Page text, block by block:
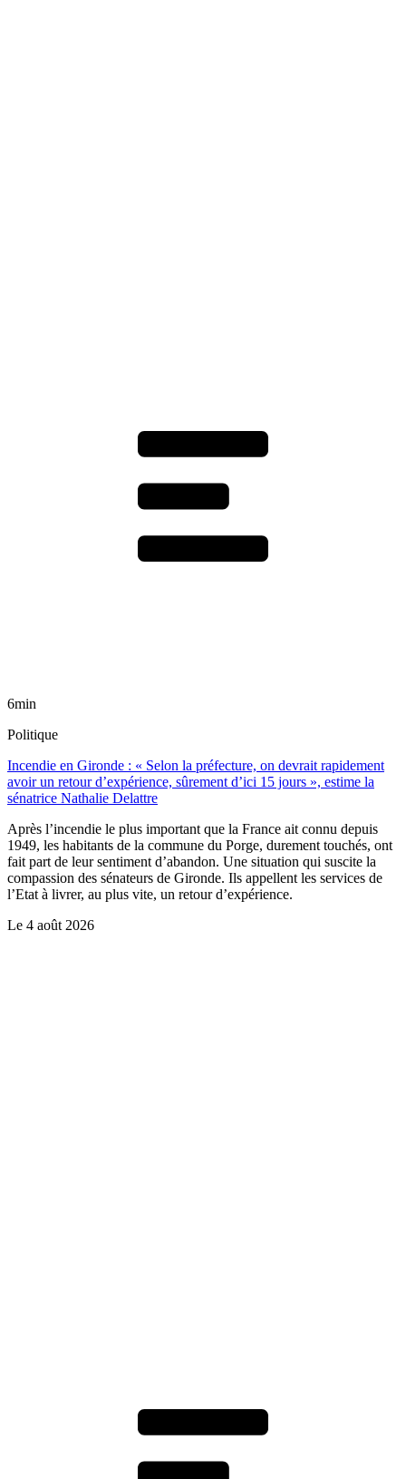
6min
Politique
Incendie en Gironde : « Selon la préfecture, on devrait rapidement
avoir un retour d’expérience, sûrement d’ici 15 jours », estime la
sénatrice Nathalie Delattre
Après l’incendie le plus important que la France ait connu depuis
1949, les habitants de la commune du Porge, durement touchés, ont
fait part de leur sentiment d’abandon. Une situation qui suscite la
compassion des sénateurs de Gironde. Ils appellent les services de
l’Etat à livrer, au plus vite, un retour d’expérience.
Le 4 août 2026